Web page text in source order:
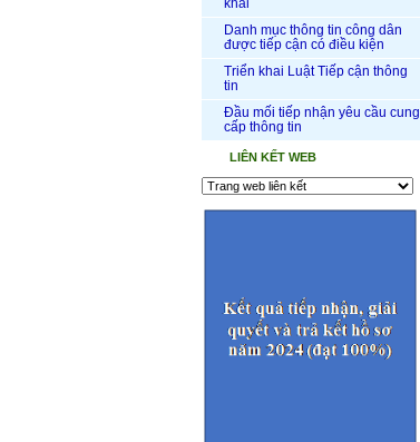
khai
Danh mục thông tin công dân
được tiếp cận có điều kiện
Triển khai Luật Tiếp cận thông
tin
Đầu mối tiếp nhận yêu cầu cung
cấp thông tin
LIÊN KẾT WEB